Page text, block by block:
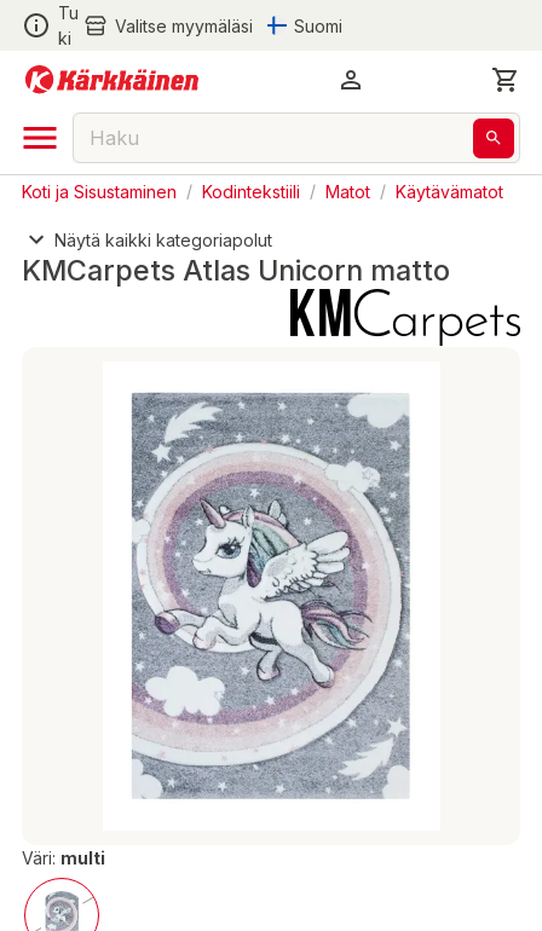
Tu
ki
Valitse myymäläsi Suomi
Koti ja Sisustaminen / Kodintekstiili / Matot / Käytävämatot
Näytä kaikki kategoriapolut
KMCarpets Atlas Unicorn matto
Väri: multi